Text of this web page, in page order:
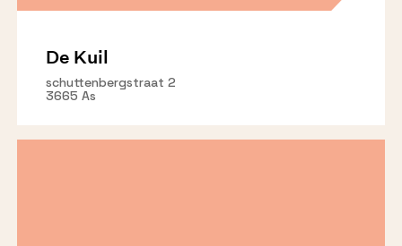
De Kuil
schuttenbergstraat 2
3665 As